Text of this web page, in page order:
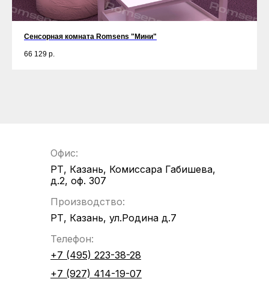
Сенсорная комната Romsens "Мини"
66 129 р.
Офис:
РТ, Казань, Комиссара Габишева,
д.2, оф. 307
Производство:
РТ, Казань, ул.Родина д.7
Телефон:
+7 (495) 223-38-28
+7 (927) 414-19-07